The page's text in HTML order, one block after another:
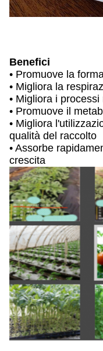
Benefici
• Promuove la
• Migliora la
• Migliora i
• Promuove il
• Migliora
qualità del raccolto
• Assorbe
crescita